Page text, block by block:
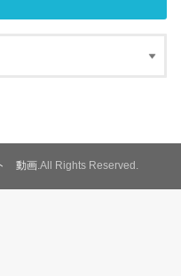
動画.All Rights Reserved.